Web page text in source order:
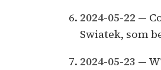
2024-05-22 —
Swiatek, som
2024-05-23 —